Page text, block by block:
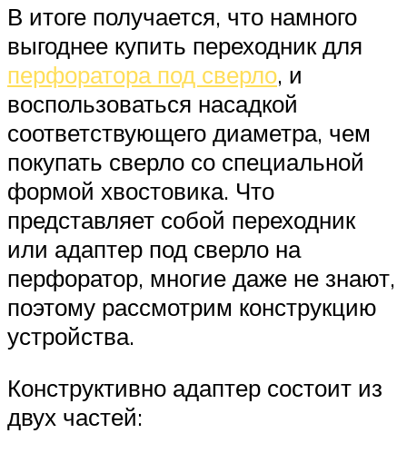
В итоге получается, что намного
выгоднее купить переходник для
перфоратора под сверло, и
воспользоваться насадкой
соответствующего диаметра, чем
покупать сверло со специальной
формой хвостовика. Что
представляет собой переходник
или адаптер под сверло на
перфоратор, многие даже не знают,
поэтому рассмотрим конструкцию
устройства.
Конструктивно адаптер состоит из
двух частей: